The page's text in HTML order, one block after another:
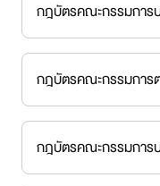
กฎบัตรคณะกรรมการ
กฎบัตรคณะกรรมการ
กฎบัตรคณะกรรมการ